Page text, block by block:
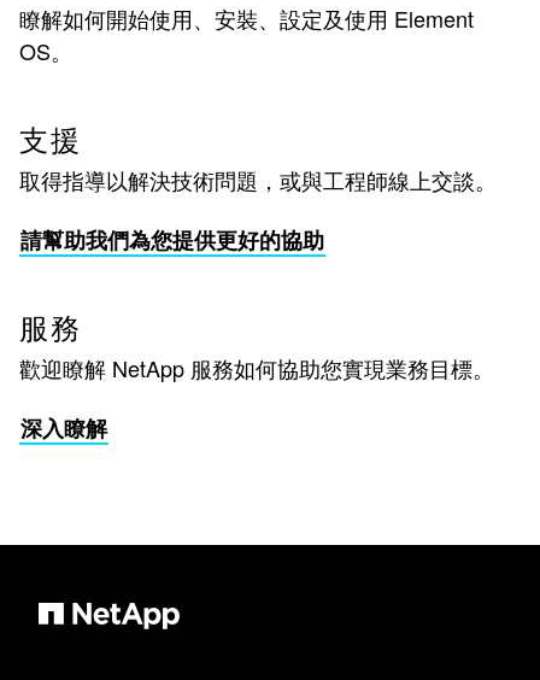
瞭解如何開始使用、安裝、設定及使用 Element
OS。
支援
取得指導以解決技術問題，或與工程師線上交談。
請幫助我們為您提供更好的協助
服務
歡迎瞭解 NetApp 服務如何協助您實現業務目標。
深入瞭解